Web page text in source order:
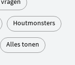
Houtmonsters
Alles tonen